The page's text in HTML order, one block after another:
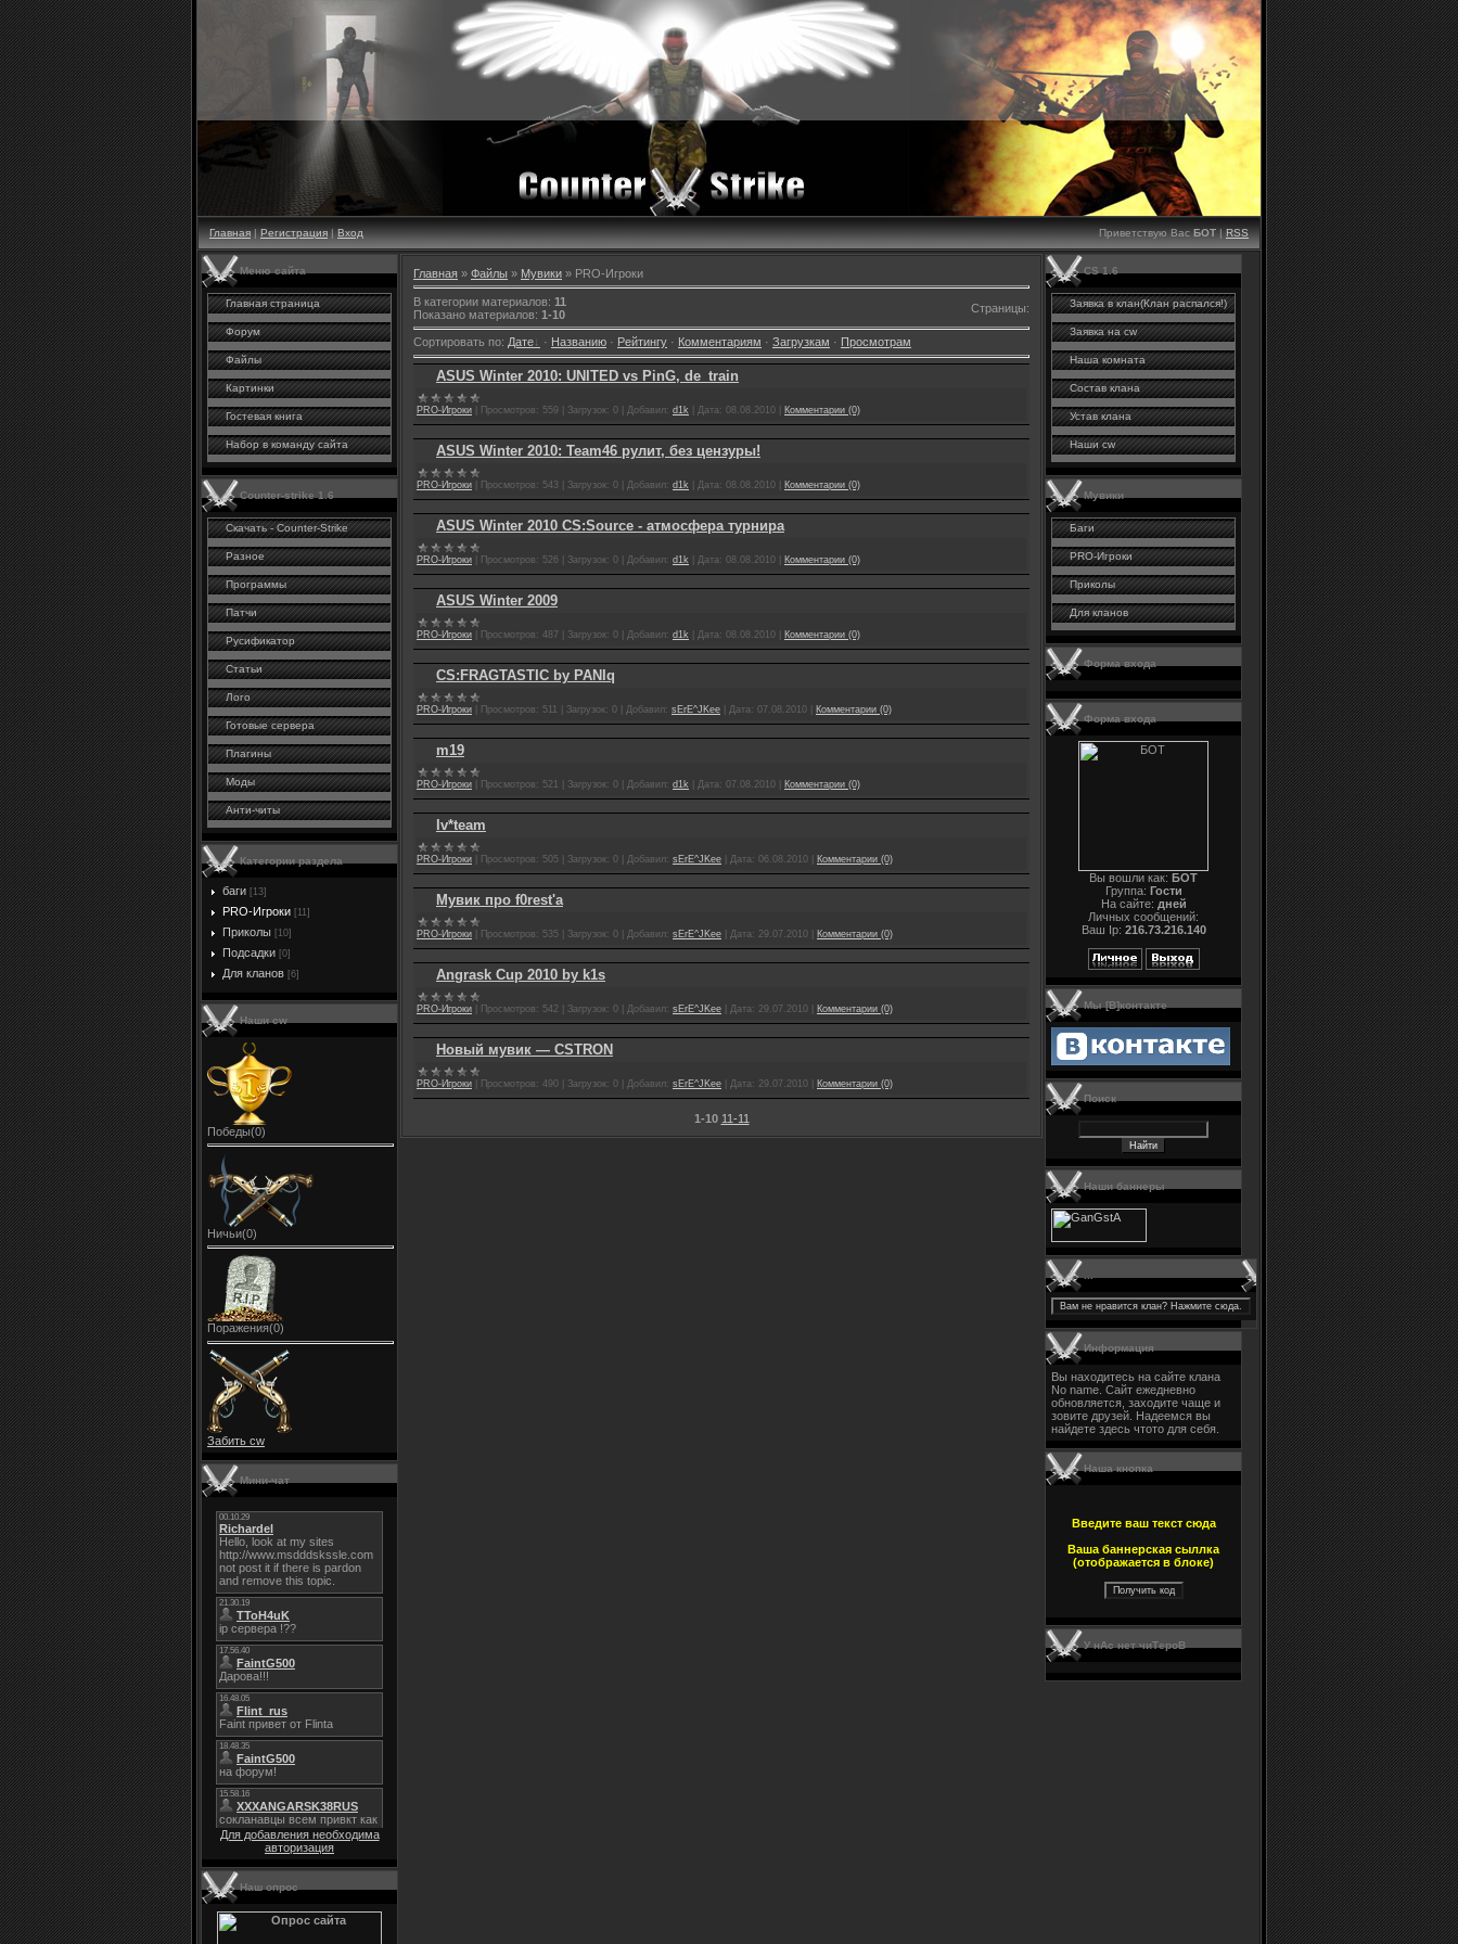
Главная|Регистрация|Вход Приветствую Вас БОТ|RSS
Меню сайта
Главная страница
Форум
Файлы
Картинки
Гостевая книга
Набор в команду сайта
Counter-strike 1.6
Скачать - Counter-Strike
Разное
Программы
Патчи
Русификатор
Статьи
Лого
Готовые сервера
Плагины
Моды
Анти-читы
Категории раздела
баги [13]
PRО-Игроки [11]
Приколы [10]
Подсадки [0]
Для кланов [6]
Наши cw
Победы(0)
Ничьи(0)
Поражения(0)
Забить cw
Мини-чат
Для добавления необходима
авторизация
Наш опрос
Главная » Файлы » Мувики » PRО-Игроки
В категории материалов: 11
Показано материалов: 1-10 Страницы:
Сортировать по: Дате · Названию · Рейтингу · Комментариям · Загрузкам · Просмотрам
ASUS Winter 2010: UNITED vs PinG, de_train
PRО-Игроки Просмотров: 559 Загрузок: 0 Добавил: d1k Дата: 08.08.2010 Комментарии (0)
ASUS Winter 2010: Team46 рулит, без цензуры!
PRО-Игроки Просмотров: 543 Загрузок: 0 Добавил: d1k Дата: 08.08.2010 Комментарии (0)
ASUS Winter 2010 CS:Source - атмосфера турнира
PRО-Игроки Просмотров: 526 Загрузок: 0 Добавил: d1k Дата: 08.08.2010 Комментарии (0)
ASUS Winter 2009
PRО-Игроки Просмотров: 487 Загрузок: 0 Добавил: d1k Дата: 08.08.2010 Комментарии (0)
CS:FRAGTASTIC by PANIq
PRО-Игроки Просмотров: 511 Загрузок: 0 Добавил: sErE^JKee Дата: 07.08.2010 Комментарии (0)
m19
PRО-Игроки Просмотров: 521 Загрузок: 0 Добавил: d1k Дата: 07.08.2010 Комментарии (0)
Iv*team
PRО-Игроки Просмотров: 505 Загрузок: 0 Добавил: sErE^JKee Дата: 06.08.2010 Комментарии (0)
Мувик про f0rest'a
PRО-Игроки Просмотров: 535 Загрузок: 0 Добавил: sErE^JKee Дата: 29.07.2010 Комментарии (0)
Angrask Cup 2010 by k1s
PRО-Игроки Просмотров: 542 Загрузок: 0 Добавил: sErE^JKee Дата: 29.07.2010 Комментарии (0)
Новый мувик — CSTRON
PRО-Игроки Просмотров: 490 Загрузок: 0 Добавил: sErE^JKee Дата: 29.07.2010 Комментарии (0)
1-10 11-11
CS 1.6
Заявка в клан(Клан распался!)
Заявка на cw
Наша комната
Состав клана
Устав клана
Наши cw
Мувики
Баги
PRO-Игроки
Приколы
Для кланов
Форма входа
Форма входа
Вы вошли как: БОТ
Группа: Гости
На сайте: дней
Личных сообщений:
Ваш Ip: 216.73.216.140
Мы [В]контакте
Поиск
Наши баннеры
Информация
Вы находитесь на сайте клана
No name. Сайт ежедневно
обновляется, заходите чаще и
зовите друзей. Надеемся вы
найдете здесь чтото для себя.
Наша кнопка
Введите ваш текст сюда
Ваша баннерская сыллка
(отображается в блоке)
У нАс нет чиТероВ